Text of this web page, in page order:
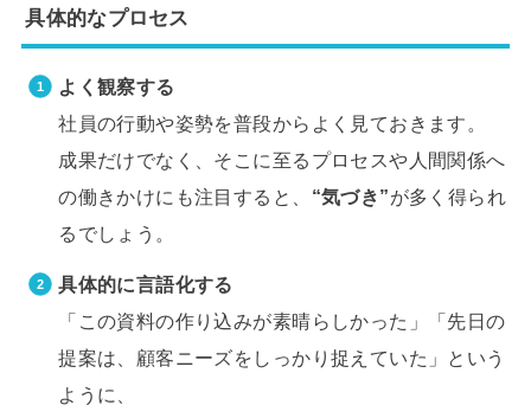
具体的なプロセス
よく観察する
社員の行動や姿勢を普段からよく見ておきます。
成果だけでなく、そこに至るプロセスや人間関係へ
の働きかけにも注目すると、 “気づき”が多く得られ
るでしょう。
具体的に言語化する
「この資料の作り込みが素晴らしかった」「先日の
提案は、顧客ニーズをしっかり捉えていた」という
ように、